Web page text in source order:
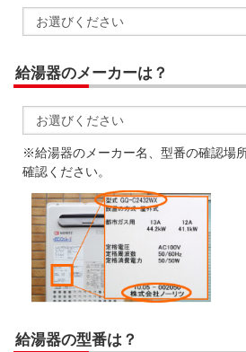
給湯器のメーカーは？
※給湯器のメーカー名、型番の確認場
確認ください。
給湯器の型番は？